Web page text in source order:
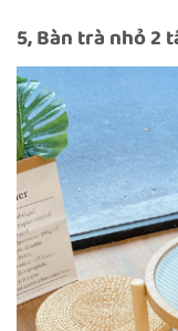
5, Bàn trà nhỏ 2